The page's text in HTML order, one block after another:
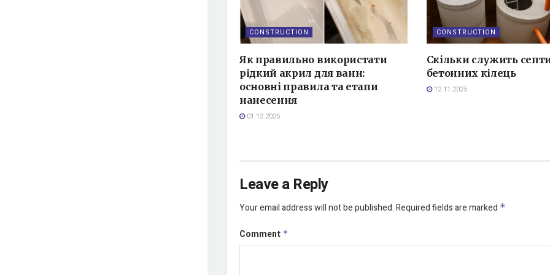
CONSTRUCTION
Як правильно використати
рідкий акрил для ванн:
основні правила та етапи
нанесення
01.12.2025
CONSTRUCTION
Скільки служить
бетонних кілець
12.11.2025
Leave a Reply
Your email address will not be published.Required fields are marked *
Comment *